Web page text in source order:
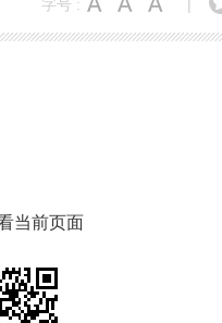
字号 :
当前页面